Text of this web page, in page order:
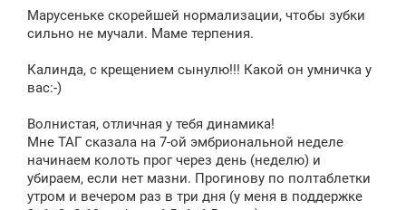
е
н
и
Марусеньке скорейшей нормализации, чтобы зубки
сильно не мучали. Маме терпения.
Калинда, с крещением сынулю!!! Какой он умничка у
вас:-)
Волнистая, отличная у тебя динамика!
Мне ТАГ сказала на 7-ой эмбриональной неделе
начинаем колоть прог через день (неделю) и
убираем, если нет мазни. Прогинову по полтаблетки
утром и вечером раз в три дня (у меня в поддержке